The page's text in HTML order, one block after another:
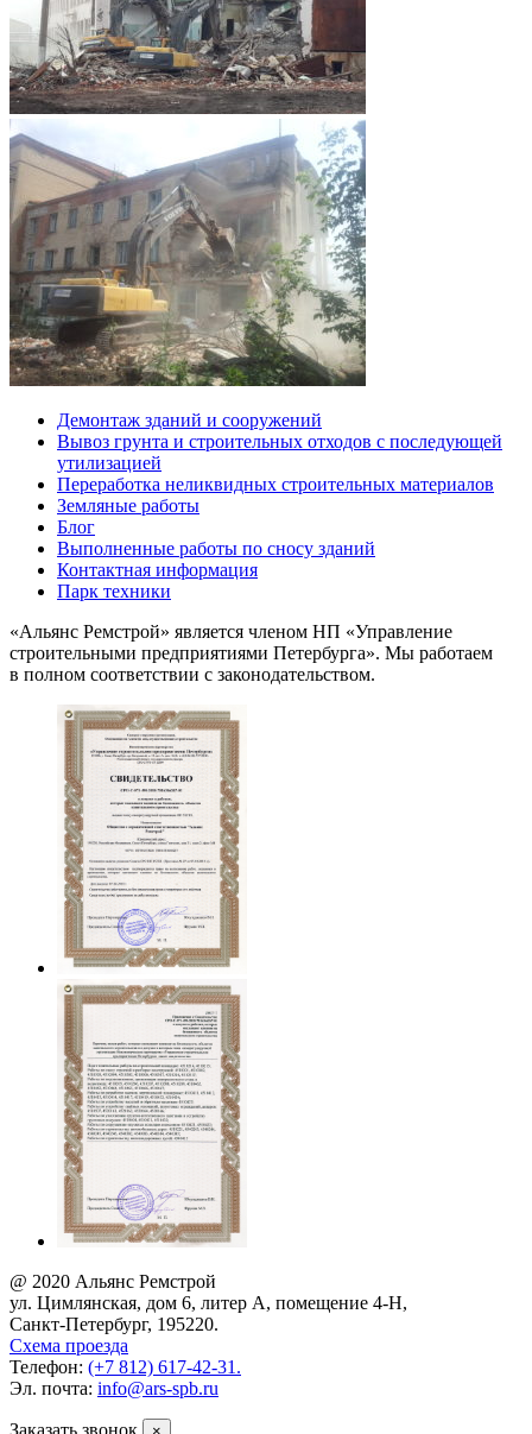
Демонтаж зданий и сооружений
Вывоз грунта и строительных отходов с последующей
утилизацией
Переработка неликвидных строительных материалов
Земляные работы
Блог
Выполненные работы по сносу зданий
Контактная информация
Парк техники
«Альянс Ремстрой» является членом НП «Управление
строительными предприятиями Петербурга». Мы работаем
в полном соответствии с законодательством.
@ 2020 Альянс Ремстрой
ул. Цимлянская, дом 6, литер А, помещение 4-Н,
Санкт-Петербург, 195220.
Схема проезда
Телефон: (+7 812) 617-42-31.
Эл. почта: info@ars-spb.ru
Заказать звонок